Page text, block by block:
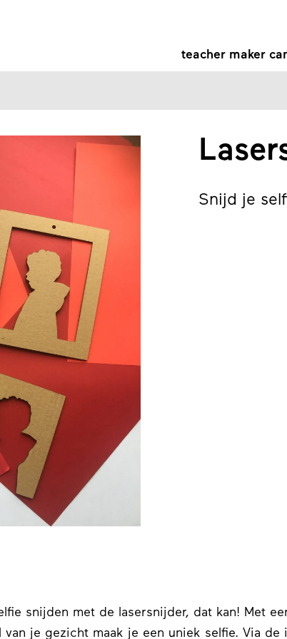
teacher maker
Snijd je
snijden met de lasersnijder, dat kan! Met
van je gezicht maak je een uniek selfie. Via de